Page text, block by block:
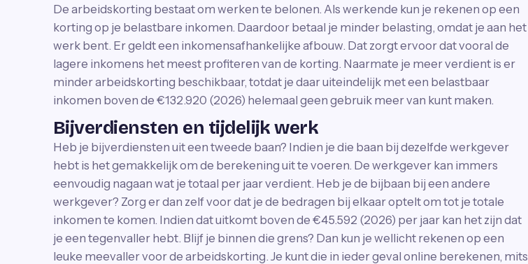
De arbeidskorting bestaat om werken te belonen. Als werkende kun je rekenen op een
korting op je belastbare inkomen. Daardoor betaal je minder belasting, omdat je aan het
werk bent. Er geldt een inkomensafhankelijke afbouw. Dat zorgt ervoor dat vooral de
lagere inkomens het meest profiteren van de korting. Naarmate je meer verdient is er
minder arbeidskorting beschikbaar, totdat je daar uiteindelijk met een belastbaar
inkomen boven de €132.920 (2026) helemaal geen gebruik meer van kunt maken.
Bijverdiensten en tijdelijk werk
Heb je bijverdiensten uit een tweede baan? Indien je die baan bij dezelfde werkgever
hebt is het gemakkelijk om de berekening uit te voeren. De werkgever kan immers
eenvoudig nagaan wat je totaal per jaar verdient. Heb je de bijbaan bij een andere
werkgever? Zorg er dan zelf voor dat je de bedragen bij elkaar optelt om tot je totale
inkomen te komen. Indien dat uitkomt boven de €45.592 (2026) per jaar kan het zijn dat
je een tegenvaller hebt. Blijf je binnen die grens? Dan kun je wellicht rekenen op een
leuke meevaller voor de arbeidskorting. Je kunt die in ieder geval online berekenen, mits